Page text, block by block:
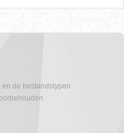
de bestandstypen